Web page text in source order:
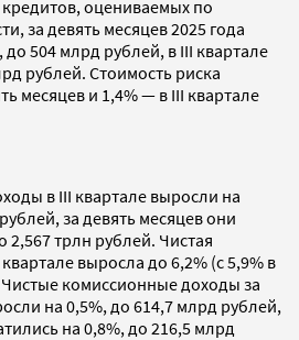
оцениваемых по
за девять месяцев 2025 года
до 504 млрд рублей, в III квартале
рублей. Стоимость риска
месяцев и 1,4% — в III квартале
в III квартале выросли на
за девять месяцев они
2,567 трлн рублей. Чистая
выросла до 6,2% (с 5,9% в
Чистые комиссионные доходы за
на 0,5%, до 614,7 млрд рублей,
на 0,8%, до 216,5 млрд